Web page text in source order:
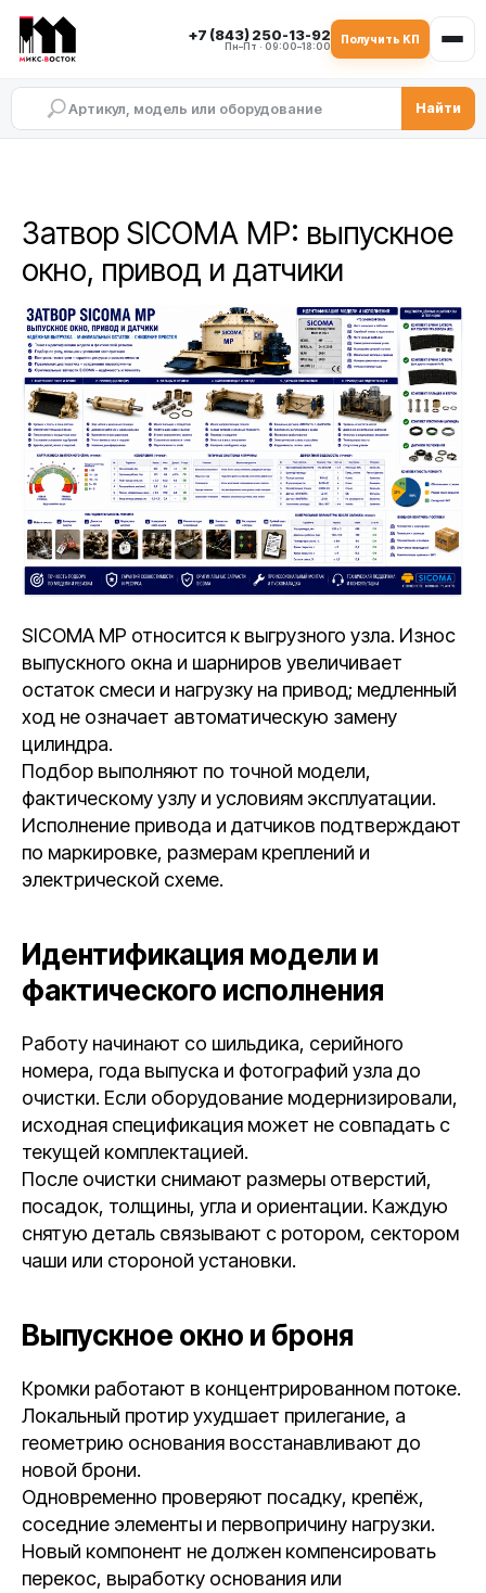
+7 (843) 250-13-92
Пн–Пт · 09:00–18:00
Получить КП
Найти
Затвор SICOMA MP: выпускное
окно, привод и датчики
SICOMA MP относится к выгрузного узла. Износ
выпускного окна и шарниров увеличивает
остаток смеси и нагрузку на привод; медленный
ход не означает автоматическую замену
цилиндра.
Подбор выполняют по точной модели,
фактическому узлу и условиям эксплуатации.
Исполнение привода и датчиков подтверждают
по маркировке, размерам креплений и
электрической схеме.
Идентификация модели и
фактического исполнения
Работу начинают со шильдика, серийного
номера, года выпуска и фотографий узла до
очистки. Если оборудование модернизировали,
исходная спецификация может не совпадать с
текущей комплектацией.
После очистки снимают размеры отверстий,
посадок, толщины, угла и ориентации. Каждую
снятую деталь связывают с ротором, сектором
чаши или стороной установки.
Выпускное окно и броня
Кромки работают в концентрированном потоке.
Локальный протир ухудшает прилегание, а
геометрию основания восстанавливают до
новой брони.
Одновременно проверяют посадку, крепёж,
соседние элементы и первопричину нагрузки.
Новый компонент не должен компенсировать
перекос, выработку основания или